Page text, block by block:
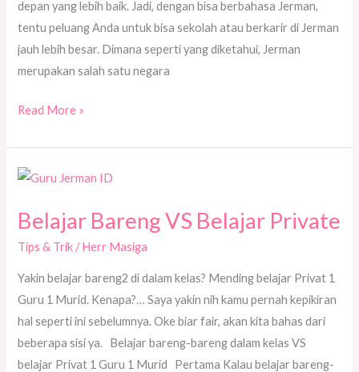
depan yang lebih baik. Jadi, dengan bisa berbahasa Jerman,
tentu peluang Anda untuk bisa sekolah atau berkarir di Jerman
jauh lebih besar. Dimana seperti yang diketahui, Jerman
merupakan salah satu negara
Read More »
Belajar Bareng VS Belajar Private
Tips & Trik /Herr Masiga
Yakin belajar bareng2 di dalam kelas? Mending belajar Privat 1
Guru 1 Murid. Kenapa?… Saya yakin nih kamu pernah kepikiran
hal seperti ini sebelumnya. Oke biar fair, akan kita bahas dari
beberapa sisi ya. Belajar bareng-bareng dalam kelas VS
belajar Privat 1 Guru 1 Murid Pertama Kalau belajar bareng-
Belajar
VS
Belajar